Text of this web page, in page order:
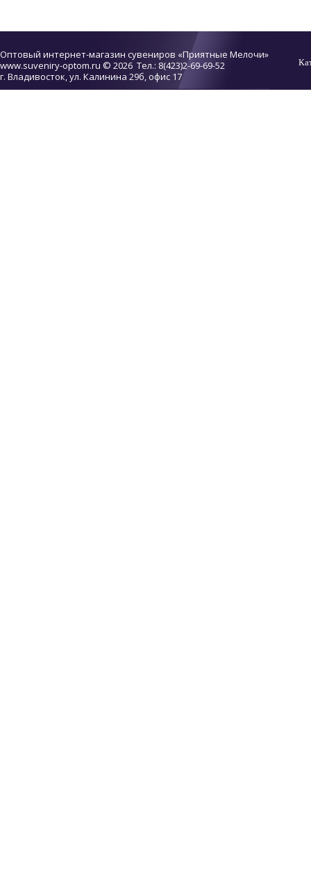
Оптовый интернет-магазин сувениров «Приятные Мелочи»
www.suveniry-optom.ru © 2026 Тел.: 8(423)2-69-69-52
г. Владивосток, ул. Калинина 29б, офис 17